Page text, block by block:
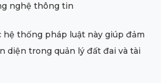
nghệ thông tin
hệ thống pháp luật này giúp đảm
diện trong quản lý đất đai và tài